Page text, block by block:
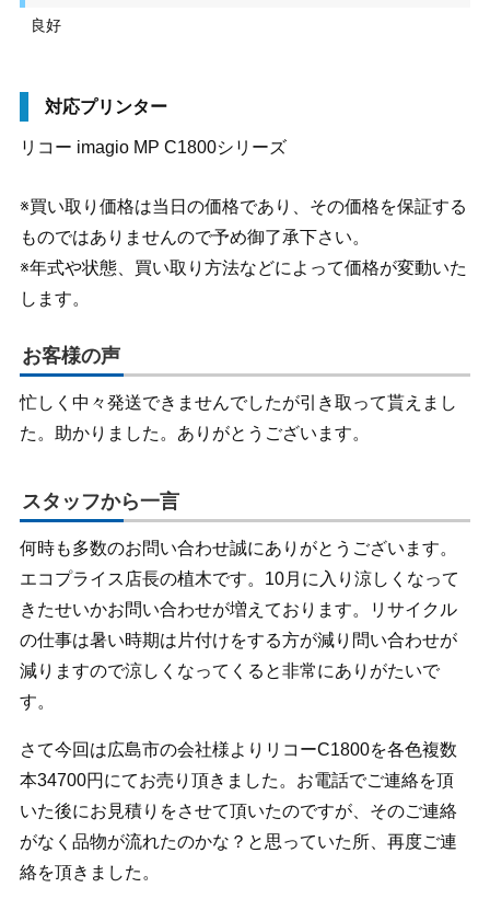
良好
対応プリンター
リコー imagio MP C1800シリーズ
※買い取り価格は当日の価格であり、その価格を保証する
ものではありませんので予め御了承下さい。
※年式や状態、買い取り方法などによって価格が変動いた
します。
お客様の声
忙しく中々発送できませんでしたが引き取って貰えまし
た。助かりました。ありがとうございます。
スタッフから一言
何時も多数のお問い合わせ誠にありがとうございます。
エコプライス店長の植木です。10月に入り涼しくなって
きたせいかお問い合わせが増えております。リサイクル
の仕事は暑い時期は片付けをする方が減り問い合わせが
減りますので涼しくなってくると非常にありがたいで
す。
さて今回は広島市の会社様よりリコーC1800を各色複数
本34700円にてお売り頂きました。お電話でご連絡を頂
いた後にお見積りをさせて頂いたのですが、そのご連絡
がなく品物が流れたのかな？と思っていた所、再度ご連
絡を頂きました。